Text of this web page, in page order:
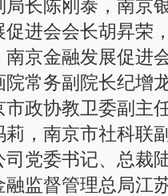
局长陈刚泰，南京
进会会长胡昇荣
京金融发展促进
常务副院长纪增
政协教卫委副主
，南京市社科联
党委书记、总裁
监督管理总局江